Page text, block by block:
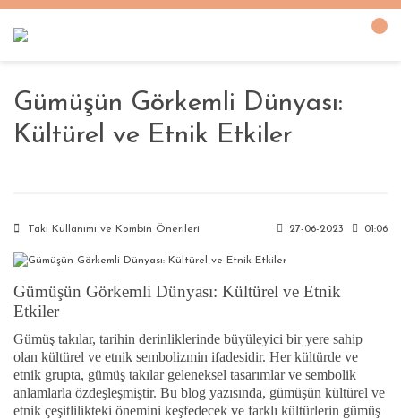
Gümüşün Görkemli Dünyası:
Kültürel ve Etnik Etkiler
Takı Kullanımı ve Kombin Önerileri 27-06-2023 01:06
Gümüşün Görkemli Dünyası: Kültürel ve Etnik
Etkiler
Gümüş takılar, tarihin derinliklerinde büyüleyici bir yere sahip
olan kültürel ve etnik sembolizmin ifadesidir. Her kültürde ve
etnik grupta, gümüş takılar geleneksel tasarımlar ve sembolik
anlamlarla özdeşleşmiştir. Bu blog yazısında, gümüşün kültürel ve
etnik çeşitlilikteki önemini keşfedecek ve farklı kültürlerin gümüş